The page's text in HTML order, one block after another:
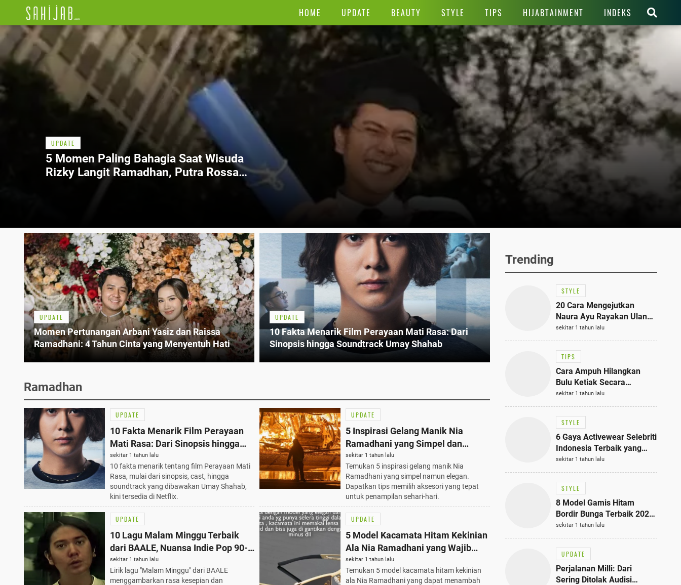
HOME UPDATE BEAUTY STYLE TIPS HIJABTAINMENT INDEKS
UPDATE
5 Momen Paling Bahagia Saat Wisuda
Rizky Langit Ramadhan, Putra Rossa:
Terbaik dan Mengharukan
UPDATE
Momen Pertunangan Arbani Yasiz dan Raissa
Ramadhani: 4 Tahun Cinta yang Menyentuh Hati
UPDATE
10 Fakta Menarik Film Perayaan Mati Rasa: Dari
Sinopsis hingga Soundtrack Umay Shahab
Ramadhan
UPDATE
10 Fakta Menarik Film Perayaan
Mati Rasa: Dari Sinopsis hingga
Soundtrack Umay Shahab
sekitar 1 tahun lalu
10 fakta menarik tentang film Perayaan Mati
Rasa, mulai dari sinopsis, cast, hingga
soundtrack yang dibawakan Umay Shahab,
kini tersedia di Netflix.
UPDATE
5 Inspirasi Gelang Manik Nia
Ramadhani yang Simpel dan
Elegan, Wajib Tahu!
sekitar 1 tahun lalu
Temukan 5 inspirasi gelang manik Nia
Ramadhani yang simpel namun elegan.
Dapatkan tips memilih aksesori yang tepat
untuk penampilan sehari-hari.
UPDATE
10 Lagu Malam Minggu Terbaik
dari BAALE, Nuansa Indie Pop 90-
an yang Menggugah Rasa
Kesepian
sekitar 1 tahun lalu
Lirik lagu "Malam Minggu" dari BAALE
menggambarkan rasa kesepian dan
UPDATE
5 Model Kacamata Hitam Kekinian
Ala Nia Ramadhani yang Wajib
Kamu Coba
sekitar 1 tahun lalu
Temukan 5 model kacamata hitam kekinian
ala Nia Ramadhani yang dapat menambah
Trending
STYLE
20 Cara Mengejutkan
Naura Ayu Rayakan Ulang
Tahun di Panti Asuhan,
Terlihat Anggun dengan
Kaftan Cokelat
sekitar 1 tahun lalu
TIPS
Cara Ampuh Hilangkan
Bulu Ketiak Secara
Permanen dalam 5
Langkah Sederhana
sekitar 1 tahun lalu
STYLE
6 Gaya Activewear Selebriti
Indonesia Terbaik yang
Bisa Jadi Inspirasi
Fashionmu
sekitar 1 tahun lalu
STYLE
8 Model Gamis Hitam
Bordir Bunga Terbaik 2025,
Stylish untuk Hangout
hingga Acara Semi-Formal
sekitar 1 tahun lalu
UPDATE
Perjalanan Milli: Dari
Sering Ditolak Audisi